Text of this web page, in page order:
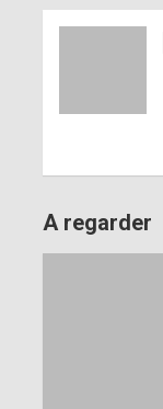
A regarder